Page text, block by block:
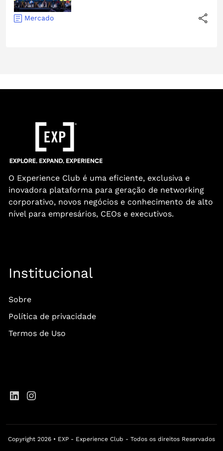
Mercado
O Experience Club é uma eficiente, exclusiva e
inovadora plataforma para geração de networking
corporativo, novos negócios e conhecimento de alto
nível para empresários, CEOs e executivos.
Institucional
Sobre
Política de privacidade
Termos de Uso
Copyright 2026 • EXP - Experience Club - Todos os direitos Reservados